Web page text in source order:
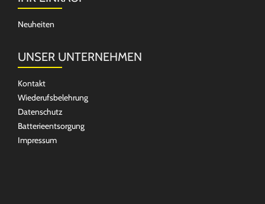
Neuheiten
UNSER UNTERNEHMEN
Kontakt
Wiederufsbelehrung
Datenschutz
Batterieentsorgung
Impressum